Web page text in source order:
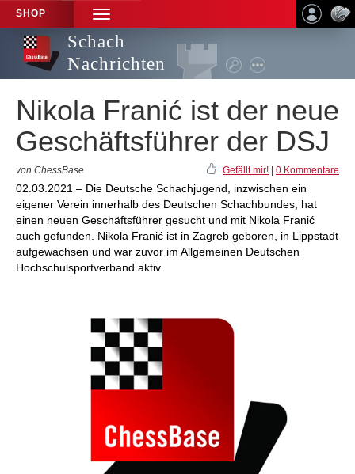
SHOP
TOGGLE
NAVIGATION
Schach
Nachrichten
Nikola Franić ist der neue
Geschäftsführer der DSJ
von ChessBase Gefällt mir! 0 Kommentare
02.03.2021 – Die Deutsche Schachjugend, inzwischen ein
eigener Verein innerhalb des Deutschen Schachbundes, hat
einen neuen Geschäftsführer gesucht und mit Nikola Franić
auch gefunden. Nikola Franić ist in Zagreb geboren, in Lippstadt
aufgewachsen und war zuvor im Allgemeinen Deutschen
Hochschulsportverband aktiv.